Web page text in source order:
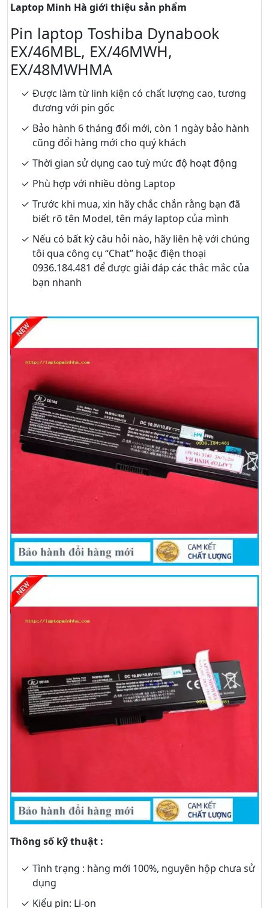
Laptop Minh Hà giới thiệu sản phẩm
Pin laptop Toshiba Dynabook
EX/46MBL, EX/46MWH,
EX/48MWHMA
Được làm từ linh kiện có chất lượng cao, tương
đương với pin gốc
Bảo hành 6 tháng đổi mới, còn 1 ngày bảo hành
cũng đổi hàng mới cho quý khách
Thời gian sử dụng cao tuỳ mức độ hoạt động
Phù hợp với nhiều dòng Laptop
Trước khi mua, xin hãy chắc chắn rằng bạn đã
biết rõ tên Model, tên máy laptop của mình
Nếu có bất kỳ câu hỏi nào, hãy liên hệ với chúng
tôi qua công cụ “Chat” hoặc điện thoại
0936.184.481 để được giải đáp các thắc mắc của
bạn nhanh
Thông số kỹ thuật :
Tình trạng : hàng mới 100%, nguyên hộp chưa sử
dụng
Kiểu pin: Li-on